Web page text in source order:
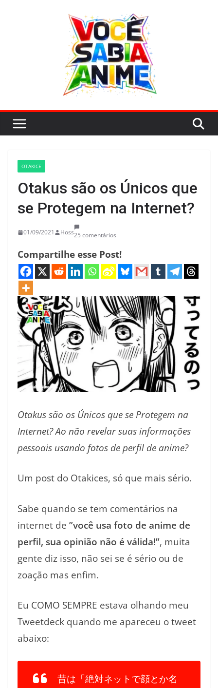
OTAKICE
Otakus são os Únicos que
se Protegem na Internet?
01/09/2021 Hoss25 comentários
Compartilhe esse Post!
Otakus são os Únicos que se Protegem na
Internet? Ao não revelar suas informações
pessoais usando fotos de perfil de anime?
Um post do Otakices, só que mais sério.
Sabe quando se tem comentários na
internet de ”você usa foto de anime de
perfil, sua opinião não é válida!”, muita
gente diz isso, não sei se é sério ou de
zoação mas enfim.
Eu COMO SEMPRE estava olhando meu
Tweetdeck quando me apareceu o tweet
abaixo:
昔は「絶対ネットで顔とか名